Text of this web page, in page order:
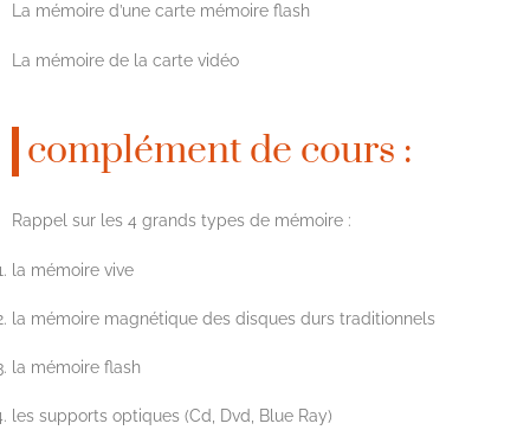
La mémoire d’une carte mémoire flash
La mémoire de la carte vidéo
complément de cours :
Rappel sur les 4 grands types de mémoire :
la mémoire vive
la mémoire magnétique des disques durs traditionnels
la mémoire flash
les supports optiques (Cd, Dvd, Blue Ray)